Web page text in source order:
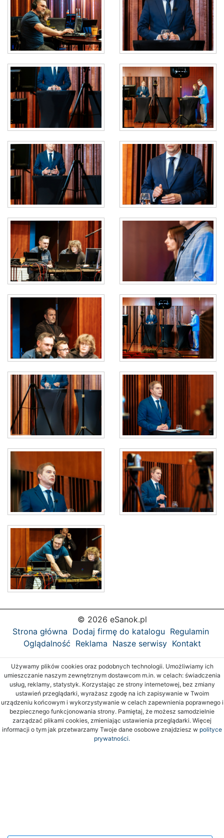
© 2026 eSanok.pl
Strona główna Dodaj firmę do katalogu Regulamin
Oglądalność Reklama Nasze serwisy Kontakt
Używamy plików cookies oraz podobnych technologii. Umożliwiamy ich
umieszczanie naszym zewnętrznym dostawcom m.in. w celach: świadczenia
usług, reklamy, statystyk. Korzystając ze strony internetowej, bez zmiany
ustawień przeglądarki, wyrażasz zgodę na ich zapisywanie w Twoim
urządzeniu końcowym i wykorzystywanie w celach zapewnienia poprawnego i
bezpiecznego funkcjonowania strony. Pamiętaj, że możesz samodzielnie
zarządzać plikami cookies, zmieniając ustawienia przeglądarki. Więcej
informacji o tym jak przetwarzamy Twoje dane osobowe znajdziesz w polityce
prywatności.